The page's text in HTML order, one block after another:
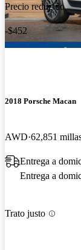
Precio reducido
-$452
2018 Porsche Macan
AWD 62,851
Entrega a
Entrega a
Trato justo